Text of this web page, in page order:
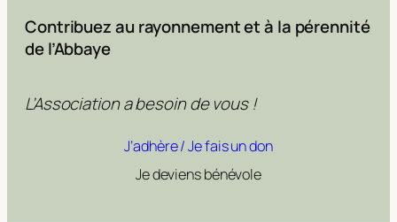
Contribuez au rayonnement et à la pérennité
de l’Abbaye
L’Association a besoin de vous !
J’adhère / Je fais un don
Je deviens bénévole